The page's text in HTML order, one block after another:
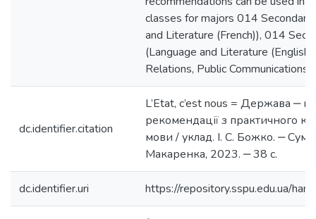
classes for majors 014 Secondary
and Literature (French)), 014
(Language and Literature
Relations, Public Communications
dc.identifier.citation
L’Etat, c’est nous = Держава ‒
рекомендації з практичного
мови / уклад. І. С. Божко. ‒
Макаренка, 2023. ‒ 38 с.
dc.identifier.uri https://repository.sspu.edu.ua/